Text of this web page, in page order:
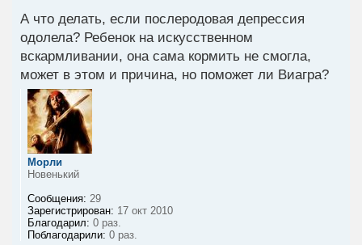
А что делать, если послеродовая депрессия
одолела? Ребенок на искусственном
вскармливании, она сама кормить не смогла,
может в этом и причина, но поможет ли Виагра?
Морли
Новенький
Сообщения: 29
Зарегистрирован: 17 окт 2010
Благодарил: 0 раз.
Поблагодарили: 0 раз.